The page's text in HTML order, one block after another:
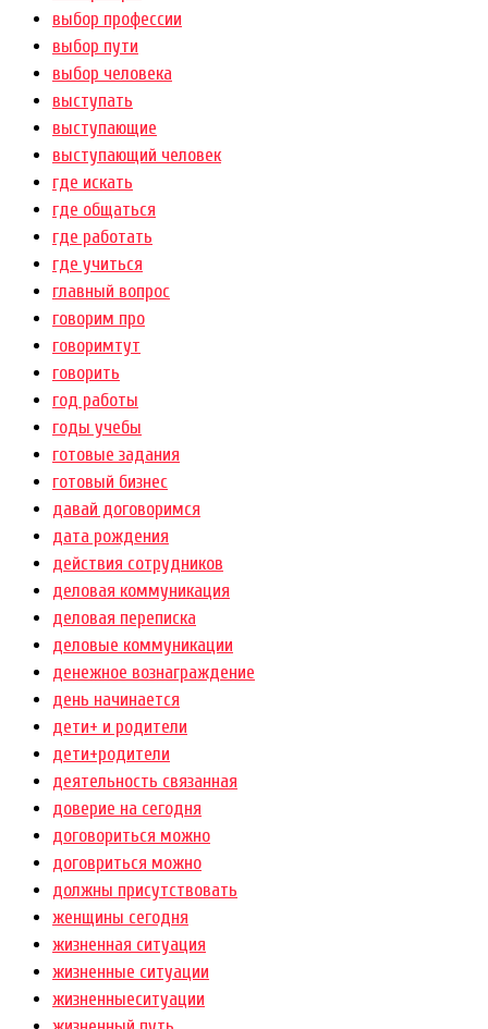
выбор профессии
выбор пути
выбор человека
выступать
выступающие
выступающий человек
где искать
где общаться
где работать
где учиться
главный вопрос
говорим про
говоримтут
говорить
год работы
годы учебы
готовые задания
готовый бизнес
давай договоримся
дата рождения
действия сотрудников
деловая коммуникация
деловая переписка
деловые коммуникации
денежное вознаграждение
день начинается
дети+ и родители
дети+родители
деятельность связанная
доверие на сегодня
договориться можно
договриться можно
должны присутствовать
женщины сегодня
жизненная ситуация
жизненные ситуации
жизненныеситуации